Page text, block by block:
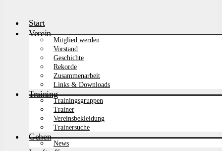
Start
Verein
Mitglied werden
Vorstand
Geschichte
Rekorde
Zusammenarbeit
Links & Downloads
Training
Trainingsgruppen
Trainer
Vereinsbekleidung
Trainersuche
Gehen
News